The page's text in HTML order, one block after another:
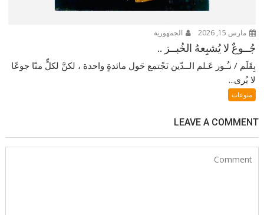
مارس 15, 2026 الجمهورية
جُــوعٌ لا يُشبِعهُ الخُبــز ..
بِقَلَم / نـُـور عَـلم الــدّين نَجْتمع حَول مائدةٍ واحدة ، لكنَّ لكلٍّ منّا جوعًا
لا يُرى...
منوعات
LEAVE A COMMENT